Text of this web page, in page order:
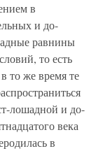
в
и до-
равнины
то есть
то же время те
лошадной и до-
века
в